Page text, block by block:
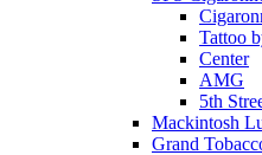
Tattoo
Center
AMG
5th
Mackintosh
Grand